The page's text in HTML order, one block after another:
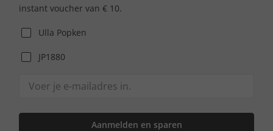
instant voucher van € 10.
Ulla Popken
JP1880
Aanmelden en sparen